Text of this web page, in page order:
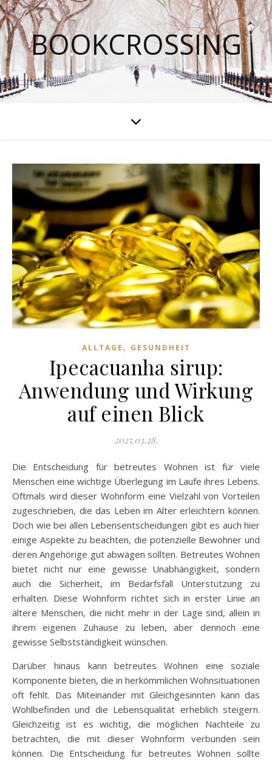
BOOKCROSSING
ALLTAGE , GESUNDHEIT
Ipecacuanha sirup:
Anwendung und Wirkung
auf einen Blick
2025.03.28.
Die Entscheidung für betreutes Wohnen ist für viele
Menschen eine wichtige Überlegung im Laufe ihres Lebens.
Oftmals wird dieser Wohnform eine Vielzahl von Vorteilen
zugeschrieben, die das Leben im Alter erleichtern können.
Doch wie bei allen Lebensentscheidungen gibt es auch hier
einige Aspekte zu beachten, die potenzielle Bewohner und
deren Angehörige gut abwägen sollten. Betreutes Wohnen
bietet nicht nur eine gewisse Unabhängigkeit, sondern
auch die Sicherheit, im Bedarfsfall Unterstützung zu
erhalten. Diese Wohnform richtet sich in erster Linie an
ältere Menschen, die nicht mehr in der Lage sind, allein in
ihrem eigenen Zuhause zu leben, aber dennoch eine
gewisse Selbstständigkeit wünschen.
Darüber hinaus kann betreutes Wohnen eine soziale
Komponente bieten, die in herkömmlichen Wohnsituationen
oft fehlt. Das Miteinander mit Gleichgesinnten kann das
Wohlbefinden und die Lebensqualität erheblich steigern.
Gleichzeitig ist es wichtig, die möglichen Nachteile zu
betrachten, die mit dieser Wohnform verbunden sein
können. Die Entscheidung für betreutes Wohnen sollte